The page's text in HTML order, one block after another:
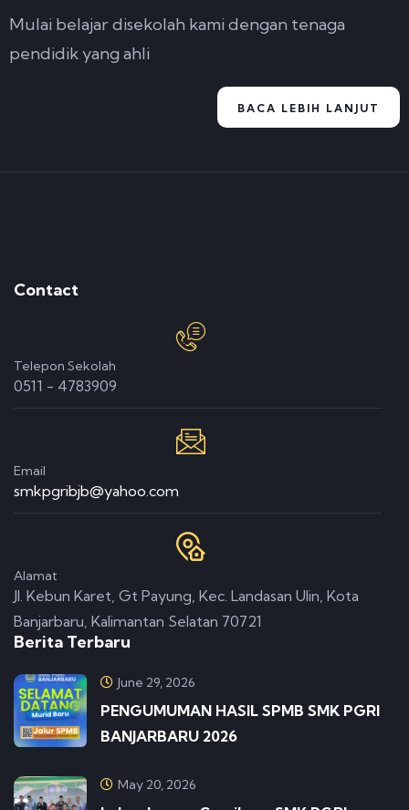
Mulai belajar disekolah kami dengan tenaga
pendidik yang ahli
BACA LEBIH LANJUT
Contact
Telepon Sekolah
0511 - 4783909
Email
smkpgribjb@yahoo.com
Alamat
Jl. Kebun Karet, Gt Payung, Kec. Landasan Ulin, Kota
Banjarbaru, Kalimantan Selatan 70721
Berita Terbaru
June 29, 2026
PENGUMUMAN HASIL SPMB SMK PGRI
BANJARBARU 2026
May 20, 2026